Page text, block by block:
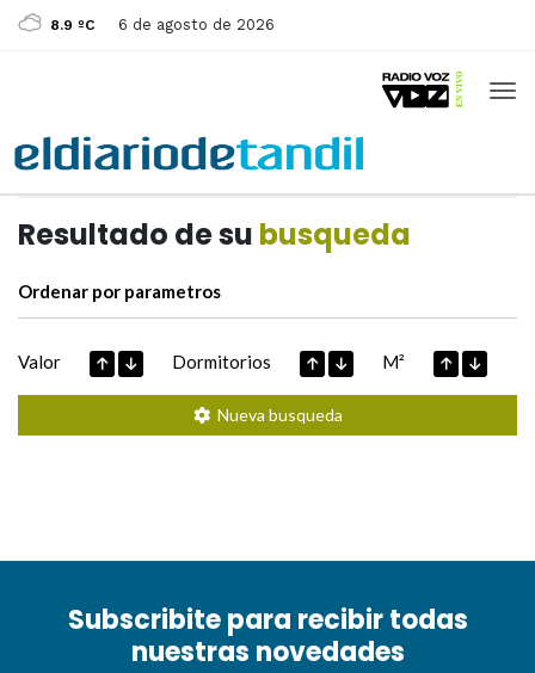
8.9 ºC 6 de agosto de 2026
Resultado de su busqueda
Ordenar por parametros
Valor Dormitorios M²
Nueva busqueda
Subscribite para recibir todas
nuestras novedades